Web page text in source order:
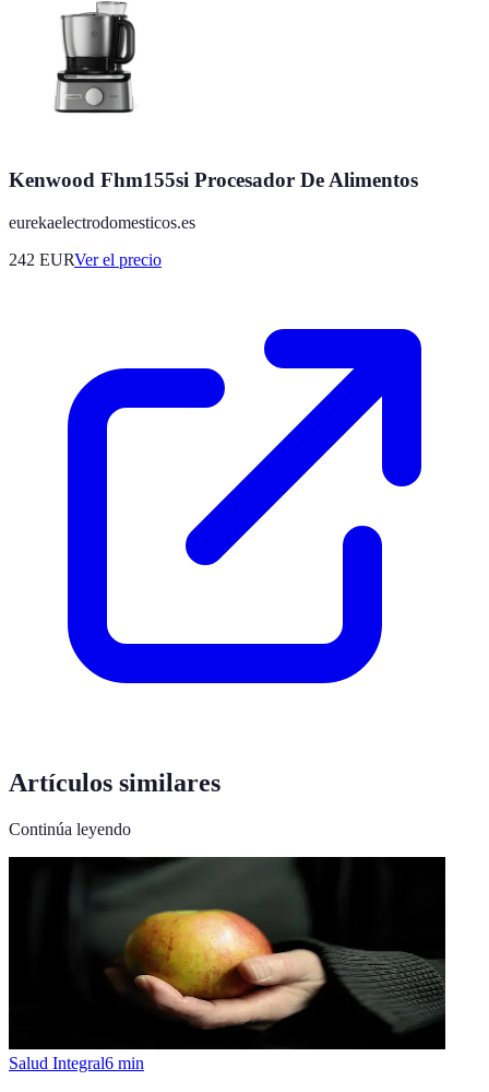
Kenwood Fhm155si Procesador De Alimentos
eurekaelectrodomesticos.es
242 EURVer el precio
Artículos similares
Continúa leyendo
Salud Integral6 min